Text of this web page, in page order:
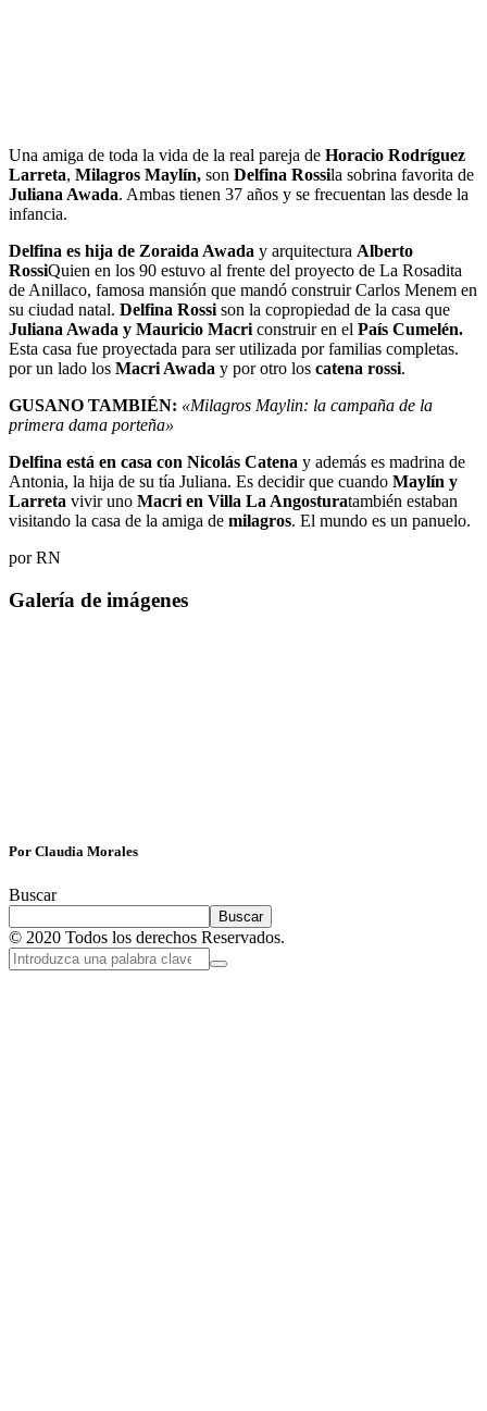
Una amiga de toda la vida de la real pareja de Horacio Rodríguez
Larreta, Milagros Maylín, son Delfina Rossila sobrina favorita de
Juliana Awada. Ambas tienen 37 años y se frecuentan las desde la
infancia.
Delfina es hija de Zoraida Awada y arquitectura Alberto
RossiQuien en los 90 estuvo al frente del proyecto de La Rosadita
de Anillaco, famosa mansión que mandó construir Carlos Menem en
su ciudad natal. Delfina Rossi son la copropiedad de la casa que
Juliana Awada y Mauricio Macri construir en el País Cumelén.
Esta casa fue proyectada para ser utilizada por familias completas.
por un lado los Macri Awada y por otro los catena rossi.
GUSANO TAMBIÉN: «Milagros Maylin: la campaña de la
primera dama porteña»
Delfina está en casa con Nicolás Catena y además es madrina de
Antonia, la hija de su tía Juliana. Es decidir que cuando Maylín y
Larreta vivir uno Macri en Villa La Angosturatambién estaban
visitando la casa de la amiga de milagros. El mundo es un panuelo.
por RN
Galería de imágenes
Por Claudia Morales
Buscar
Buscar
© 2020 Todos los derechos Reservados.